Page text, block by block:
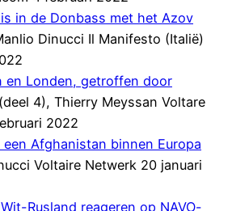
in de Donbass met het Azov
Dinucci Il Manifesto (Italië)
en Londen, getroffen door
4), Thierry Meyssan Voltare
2022
een Afghanistan binnen Europa
Voltaire Netwerk 20 januari
Rusland reageren op NAVO-